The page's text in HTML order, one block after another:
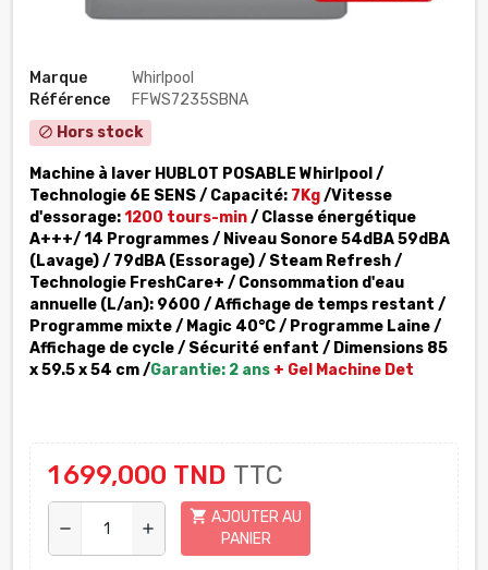
Marque
Whirlpool
Référence
FFWS7235SBNA
block Hors stock
Machine à laver HUBLOT POSABLE Whirlpool /
Technologie 6E SENS / Capacité: 7Kg/Vitesse
d'essorage:1200 tours-min/ Classe énergétique
A+++/ 14 Programmes / Niveau Sonore 54dBA 59dBA
(Lavage) / 79dBA (Essorage) / Steam Refresh/
Technologie FreshCare+ / Consommation d'eau
annuelle (L/an): 9600 / Affichage de temps restant /
Programme mixte / Magic 40°C / Programme Laine/
Affichage de cycle / Sécurité enfant / Dimensions 85
x 59.5 x 54 cm /Garantie: 2 ans + Gel Machine Det
1 699,000 TND TTC
remove add
shopping_cart AJOUTER AU
PANIER